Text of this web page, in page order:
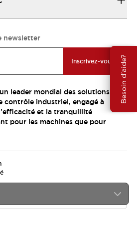
Besoin d'aide?
newsletter
Inscrivez-vous
leader mondial des solutions
contrôle industriel, engagé à
et la tranquillité
pour les machines que pour